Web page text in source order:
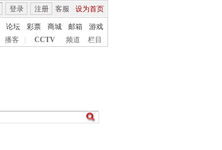
客服 设为首页
登录 注册
论坛 彩票 商城 邮箱
游戏
播客 CCTV 频道 栏目